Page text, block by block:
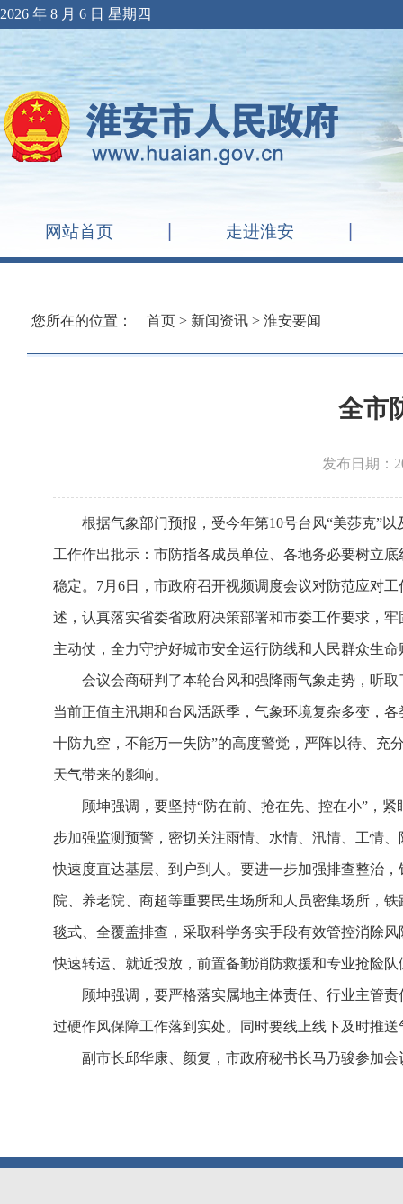
2026 年 8 月 6 日 星期四
网站首页 走进淮安
您所在的位置： 首页 > 新闻资讯 > 淮安要闻
全市
发布日期：
根据气象部门预报，受今年第10号台风“美莎克”
工作作出批示：市防指各成员单位、各地务必要树立
稳定。7月6日，市政府召开视频调度会议对防范应对
述，认真落实省委省政府决策部署和市委工作要求，
主动仗，全力守护好城市安全运行防线和人民群众生命
会议会商研判了本轮台风和强降雨气象走势，听
当前正值主汛期和台风活跃季，气象环境复杂多变，
十防九空，不能万一失防”的高度警觉，严阵以待、充
天气带来的影响。
顾坤强调，要坚持“防在前、抢在先、控在小”，
步加强监测预警，密切关注雨情、水情、汛情、工情
快速度直达基层、到户到人。要进一步加强排查整治
院、养老院、商超等重要民生场所和人员密集场所，
毯式、全覆盖排查，采取科学务实手段有效管控消除
快速转运、就近投放，前置备勤消防救援和专业抢险
顾坤强调，要严格落实属地主体责任、行业主管
过硬作风保障工作落到实处。同时要线上线下及时推
副市长邱华康、颜复，市政府秘书长马乃骏参加会